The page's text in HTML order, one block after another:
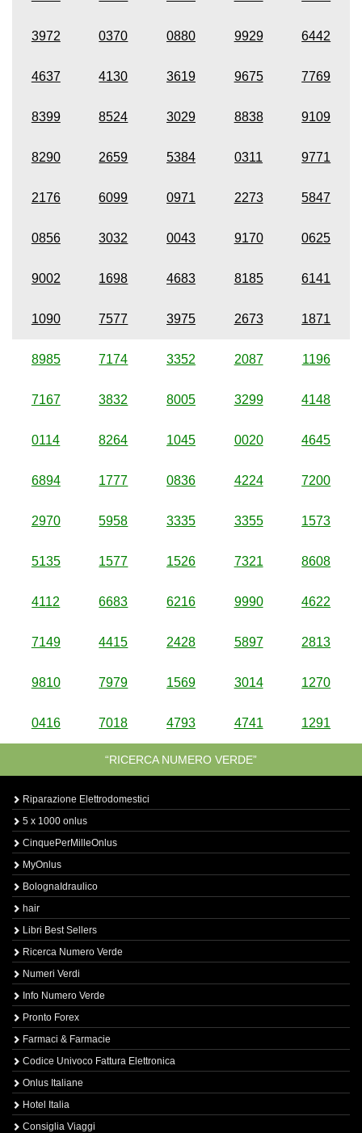
3972 0370 0880 9929 6442
4637 4130 3619 9675 7769
8399 8524 3029 8838 9109
8290 2659 5384 0311 9771
2176 6099 0971 2273 5847
0856 3032 0043 9170 0625
9002 1698 4683 8185 6141
1090 7577 3975 2673 1871
8985 7174 3352 2087 1196
7167 3832 8005 3299 4148
0114 8264 1045 0020 4645
6894 1777 0836 4224 7200
2970 5958 3335 3355 1573
5135 1577 1526 7321 8608
4112 6683 6216 9990 4622
7149 4415 2428 5897 2813
9810 7979 1569 3014 1270
0416 7018 4793 4741 1291
“RICERCA NUMERO VERDE”
Riparazione Elettrodomestici
5 x 1000 onlus
CinquePerMilleOnlus
MyOnlus
BolognaIdraulico
hair
Libri Best Sellers
Ricerca Numero Verde
Numeri Verdi
Info Numero Verde
Pronto Forex
Farmaci & Farmacie
Codice Univoco Fattura Elettronica
Onlus Italiane
Hotel Italia
Consiglia Viaggi